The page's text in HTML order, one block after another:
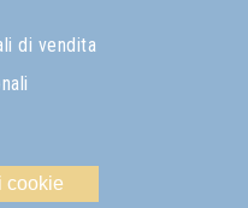
di vendita
cookie